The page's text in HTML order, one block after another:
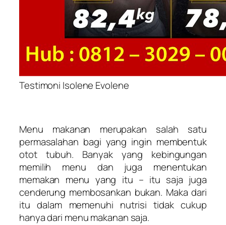
Testimoni Isolene Evolene
Menu makanan merupakan salah satu
permasalahan bagi yang ingin membentuk
otot tubuh. Banyak yang kebingungan
memilih menu dan juga menentukan
memakan menu yang itu – itu saja juga
cenderung membosankan bukan. Maka dari
itu dalam memenuhi nutrisi tidak cukup
hanya dari menu makanan saja.